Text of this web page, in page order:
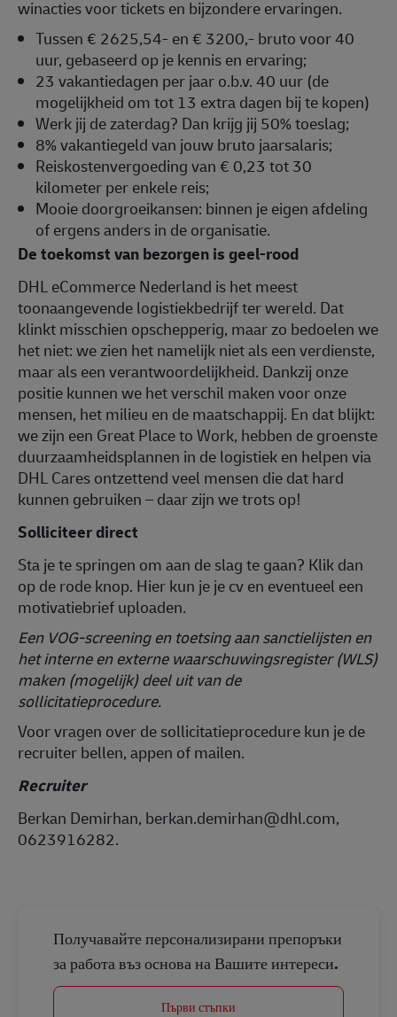
winacties voor tickets en bijzondere ervaringen.
Tussen € 2625,54- en € 3200,- bruto voor 40
uur, gebaseerd op je kennis en ervaring;
23 vakantiedagen per jaar o.b.v. 40 uur (de
mogelijkheid om tot 13 extra dagen bij te kopen)
Werk jij de zaterdag? Dan krijg jij 50% toeslag;
8% vakantiegeld van jouw bruto jaarsalaris;
Reiskostenvergoeding van € 0,23 tot 30
kilometer per enkele reis;
Mooie doorgroeikansen: binnen je eigen afdeling
of ergens anders in de organisatie.
De toekomst van bezorgen is geel-rood
DHL eCommerce Nederland is het meest
toonaangevende logistiekbedrijf ter wereld. Dat
klinkt misschien opschepperig, maar zo bedoelen we
het niet: we zien het namelijk niet als een verdienste,
maar als een verantwoordelijkheid. Dankzij onze
positie kunnen we het verschil maken voor onze
mensen, het milieu en de maatschappij. En dat blijkt:
we zijn een Great Place to Work, hebben de groenste
duurzaamheidsplannen in de logistiek en helpen via
DHL Cares ontzettend veel mensen die dat hard
kunnen gebruiken – daar zijn we trots op!
Solliciteer direct
Sta je te springen om aan de slag te gaan? Klik dan
op de rode knop. Hier kun je je cv en eventueel een
motivatiebrief uploaden.
Een VOG-screening en toetsing aan sanctielijsten en
het interne en externe waarschuwingsregister (WLS)
maken (mogelijk) deel uit van de
sollicitatieprocedure.
Voor vragen over de sollicitatieprocedure kun je de
recruiter bellen, appen of mailen.
Recruiter
Berkan Demirhan, berkan.demirhan@dhl.com,
0623916282.
Получавайте персонализирани препоръки
за работа въз основа на Вашите интереси.
Първи стъпки